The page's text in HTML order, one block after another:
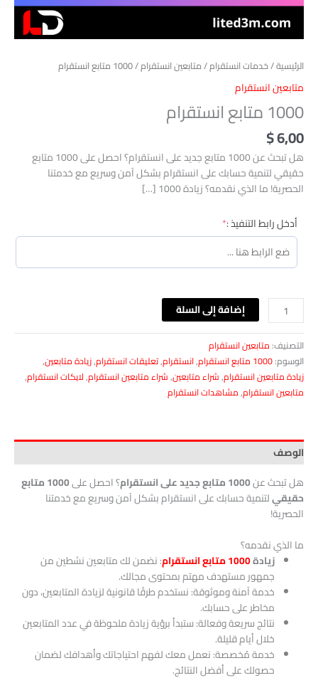
الرئيسية/خدمات انستقرام/متابعين انستقرام/ 1000 متابع انستقرام
متابعين انستقرام
1000 متابع انستقرام
$6,00
هل تبحث عن 1000 متابع جديد على انستقرام؟ احصل على 1000 متابع
حقيقي لتنمية حسابك على انستقرام بشكل آمن وسريع مع خدمتنا
الحصرية! ما الذي نقدمه؟ زيادة 1000 […]
أدخل رابط التنفيذ :*
إضافة إلى السلة
التصنيف:متابعين انستقرام
الوسوم:1000 متابع انستقرام ,انستقرام,تعليقات انستقرام,زيادة متابعين,
زيادة متابعين انستقرام,شراء متابعين,شراء متابعين انستقرام,لايكات انستقرام,
متابعين انستقرام,مشاهدات انستقرام
الوصف
هل تبحث عن1000 متابع جديد على انستقرام ؟ احصل على
1000 متابع
حقيقيلتنمية حسابك على انستقرام بشكل آمن وسريع مع خدمتنا
الحصرية!
ما الذي نقدمه؟
زيادة1000 متابع انستقرام
: نضمن لك متابعين نشطين من
جمهور مستهدف مهتم بمحتوى مجالك.
خدمة آمنة وموثوقة: نستخدم طرقًا قانونية لزيادة المتابعين، دون
مخاطر على حسابك.
نتائج سريعة وفعالة: ستبدأ برؤية زيادة ملحوظة في عدد المتابعين
خلال أيام قليلة.
خدمة مُخصصة: نعمل معك لفهم احتياجاتك وأهدافك لضمان
حصولك على أفضل النتائج.